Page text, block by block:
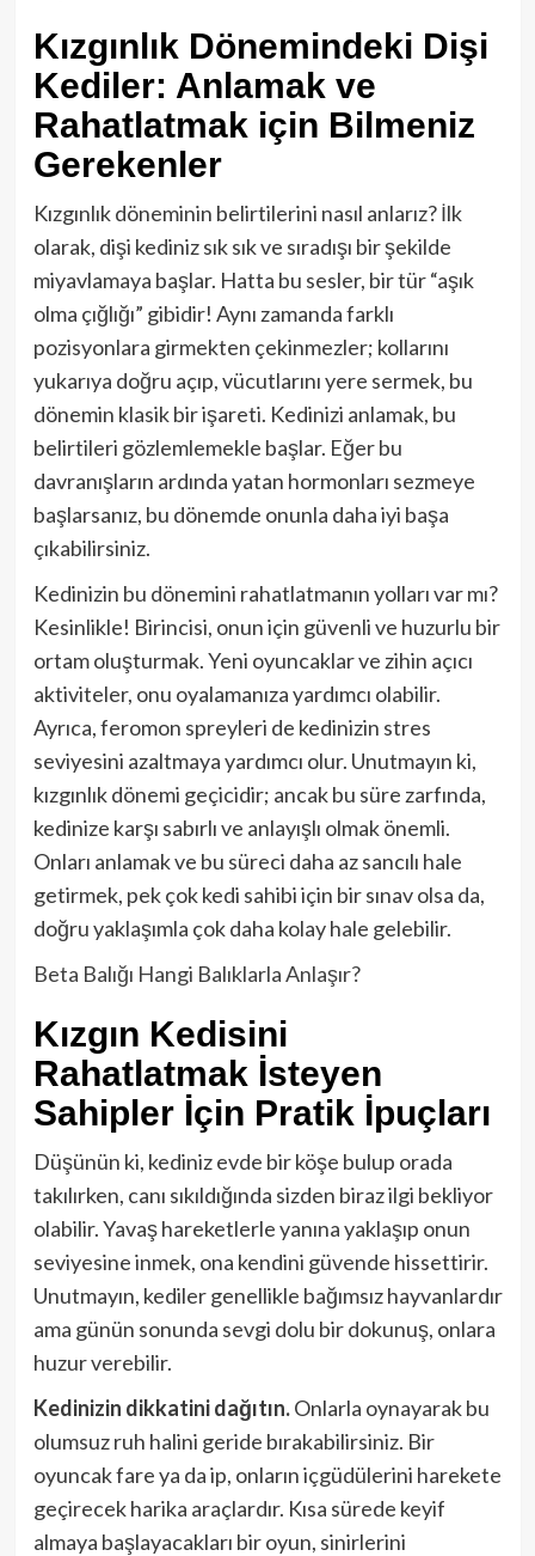
Kızgınlık Dönemindeki Dişi
Kediler: Anlamak ve
Rahatlatmak için Bilmeniz
Gerekenler
Kızgınlık döneminin belirtilerini nasıl anlarız? İlk
olarak, dişi kediniz sık sık ve sıradışı bir şekilde
miyavlamaya başlar. Hatta bu sesler, bir tür “aşık
olma çığlığı” gibidir! Aynı zamanda farklı
pozisyonlara girmekten çekinmezler; kollarını
yukarıya doğru açıp, vücutlarını yere sermek, bu
dönemin klasik bir işareti. Kedinizi anlamak, bu
belirtileri gözlemlemekle başlar. Eğer bu
davranışların ardında yatan hormonları sezmeye
başlarsanız, bu dönemde onunla daha iyi başa
çıkabilirsiniz.
Kedinizin bu dönemini rahatlatmanın yolları var mı?
Kesinlikle! Birincisi, onun için güvenli ve huzurlu bir
ortam oluşturmak. Yeni oyuncaklar ve zihin açıcı
aktiviteler, onu oyalamanıza yardımcı olabilir.
Ayrıca, feromon spreyleri de kedinizin stres
seviyesini azaltmaya yardımcı olur. Unutmayın ki,
kızgınlık dönemi geçicidir; ancak bu süre zarfında,
kedinize karşı sabırlı ve anlayışlı olmak önemli.
Onları anlamak ve bu süreci daha az sancılı hale
getirmek, pek çok kedi sahibi için bir sınav olsa da,
doğru yaklaşımla çok daha kolay hale gelebilir.
Beta Balığı Hangi Balıklarla Anlaşır?
Kızgın Kedisini
Rahatlatmak İsteyen
Sahipler İçin Pratik İpuçları
Düşünün ki, kediniz evde bir köşe bulup orada
takılırken, canı sıkıldığında sizden biraz ilgi bekliyor
olabilir. Yavaş hareketlerle yanına yaklaşıp onun
seviyesine inmek, ona kendini güvende hissettirir.
Unutmayın, kediler genellikle bağımsız hayvanlardır
ama günün sonunda sevgi dolu bir dokunuş, onlara
huzur verebilir.
Kedinizin dikkatini dağıtın.Onlarla oynayarak bu
olumsuz ruh halini geride bırakabilirsiniz. Bir
oyuncak fare ya da ip, onların içgüdülerini harekete
geçirecek harika araçlardır. Kısa sürede keyif
almaya başlayacakları bir oyun, sinirlerini